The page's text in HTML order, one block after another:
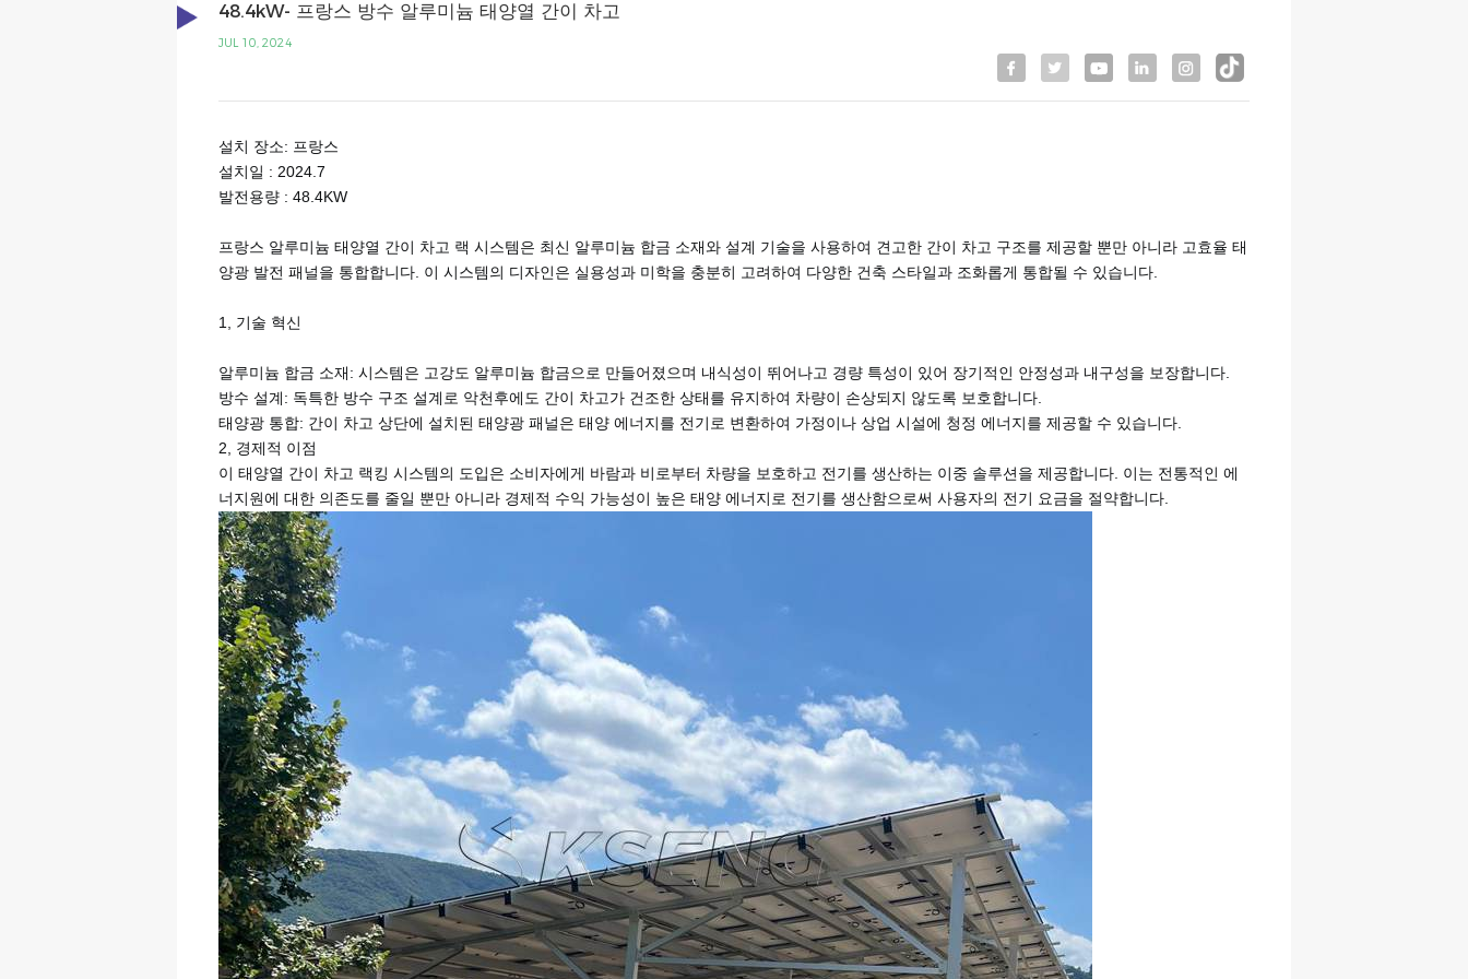
48.4kW- 프랑스 방수 알루미늄 태양열 간이 차고
JUL 10, 2024
설치 장소: 프랑스
설치일 : 2024.7
발전용량 : 48.4KW
프랑스 알루미늄 태양열 간이 차고 랙 시스템은 최신 알루미늄 합금 소재와 설계 기술을 사용하여 견고한 간이 차고 구조를 제공할 뿐만 아니라 고효율 태
양광 발전 패널을 통합합니다. 이 시스템의 디자인은 실용성과 미학을 충분히 고려하여 다양한 건축 스타일과 조화롭게 통합될 수 있습니다.
1, 기술 혁신
알루미늄 합금 소재: 시스템은 고강도 알루미늄 합금으로 만들어졌으며 내식성이 뛰어나고 경량 특성이 있어 장기적인 안정성과 내구성을 보장합니다.
방수 설계: 독특한 방수 구조 설계로 악천후에도 간이 차고가 건조한 상태를 유지하여 차량이 손상되지 않도록 보호합니다.
태양광 통합: 간이 차고 상단에 설치된 태양광 패널은 태양 에너지를 전기로 변환하여 가정이나 상업 시설에 청정 에너지를 제공할 수 있습니다.
2, 경제적 이점
이 태양열 간이 차고 랙킹 시스템의 도입은 소비자에게 바람과 비로부터 차량을 보호하고 전기를 생산하는 이중 솔루션을 제공합니다. 이는 전통적인 에
너지원에 대한 의존도를 줄일 뿐만 아니라 경제적 수익 가능성이 높은 태양 에너지로 전기를 생산함으로써 사용자의 전기 요금을 절약합니다.